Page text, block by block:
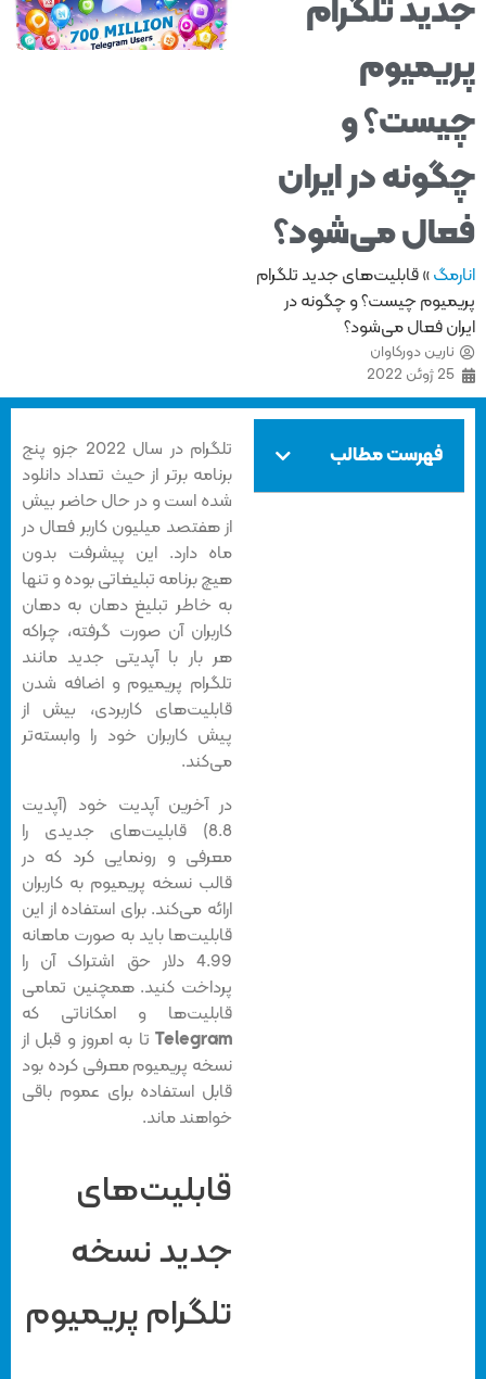
تلگرام
و
در ایران
می‌شود؟
»قابلیت‌های جدید تلگرام
چیست؟ و چگونه در
فعال می‌شود؟
نارین دورکاوان
25 ژوئن 2022
فهرست مطالب
تلگرام در سال 2022 جزو پنج
برنامه برتر از حیث تعداد دانلود
شده است و در حال حاضر بیش
از هفتصد میلیون کاربر فعال در
ماه دارد. این پیشرفت بدون
هیچ برنامه تبلیغاتی بوده و تنها
به خاطر تبلیغ دهان به دهان
کاربران آن صورت گرفته، چراکه
هر بار با آپدیتی جدید مانند
تلگرام پریمیوم و اضافه شدن
قابلیت‌های کاربردی، بیش از
پیش کاربران خود را وابسته‌تر
می‌کند.
در آخرین آپدیت خود (آپدیت
8.8) قابلیت‌های جدیدی را
معرفی و رونمایی کرد که در
قالب نسخه پریمیوم به کاربران
ارائه می‌کند. برای استفاده از این
قابلیت‌ها باید به صورت ماهانه
4.99 دلار حق اشتراک آن را
پرداخت کنید. همچنین تمامی
قابلیت‌ها و امکاناتی که
Telegramتا به امروز و قبل از
نسخه پریمیوم معرفی کرده بود
قابل استفاده برای عموم باقی
خواهند ماند.
قابلیت‌های
جدید نسخه
تلگرام پریمیوم